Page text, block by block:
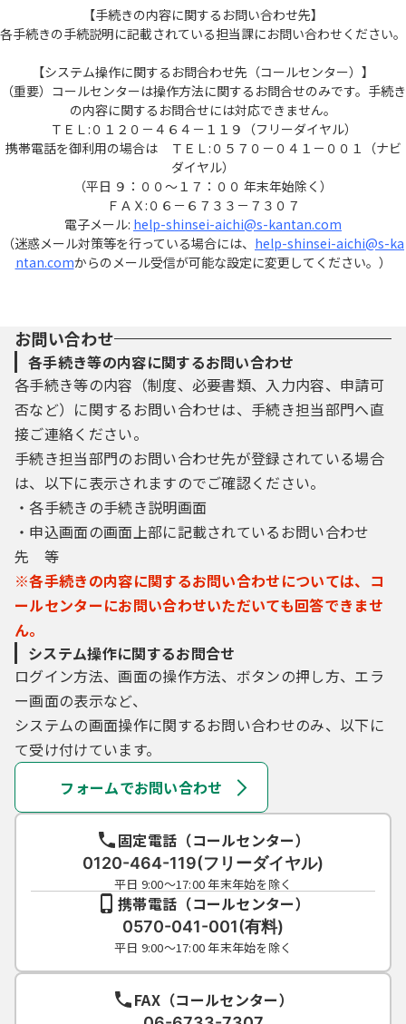
【手続きの内容に関するお問い合わせ先】
各手続きの手続説明に記載されている担当課にお問い合わせください。
【システム操作に関するお問合わせ先（コールセンター）】
（重要）コールセンターは操作方法に関するお問合せのみです。手続き
の内容に関するお問合せには対応できません。
ＴＥＬ:０１２０－４６４－１１９（フリーダイヤル）
携帯電話を御利用の場合は ＴＥＬ:０５７０－０４１－００１（ナビ
ダイヤル）
（平日 ９：００～１７：００ 年末年始除く）
ＦＡＸ:０６－６７３３－７３０７
電子メール: help-shinsei-aichi@s-kantan.com
（迷惑メール対策等を行っている場合には、 help-shinsei-aichi@s-ka
ntan.comからのメール受信が可能な設定に変更してください。）
お問い合わせ
各手続き等の内容に関するお問い合わせ
各手続き等の内容（制度、必要書類、入力内容、申請可
否など）に関するお問い合わせは、手続き担当部門へ直
接ご連絡ください。
手続き担当部門のお問い合わせ先が登録されている場合
は、以下に表示されますのでご確認ください。
・各手続きの手続き説明画面
・申込画面の画面上部に記載されているお問い合わせ
先 等
※各手続きの内容に関するお問い合わせについては、コ
ールセンターにお問い合わせいただいても回答できませ
ん。
システム操作に関するお問合せ
ログイン方法、画面の操作方法、ボタンの押し方、エラ
ー画面の表示など、
システムの画面操作に関するお問い合わせのみ、以下に
て受け付けています。
フォームでお問い合わせ
固定電話（コールセンター）
0120-464-119(フリーダイヤル)
平日 9:00～17:00 年末年始を除く
携帯電話（コールセンター）
0570-041-001(有料)
平日 9:00～17:00 年末年始を除く
FAX（コールセンター）